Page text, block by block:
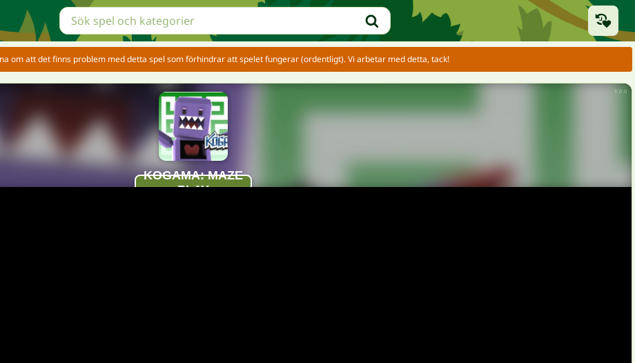
om att det finns problem med detta spel som förhindrar att spelet fungerar (ordentligt). Vi arbetar med detta, tack!